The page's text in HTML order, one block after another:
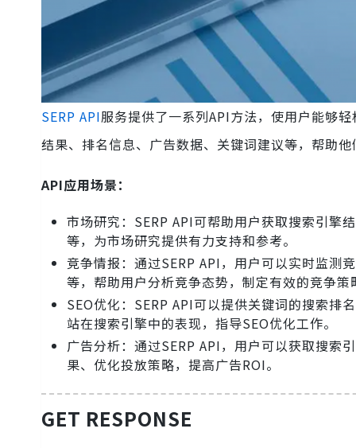
SERP API服务提供了一系列API方法，使用户能够
结果、排名信息、广告数据、关键词建议等，帮助
API应用场景：
市场研究：SERP API可帮助用户获取搜索引擎
等，为市场研究提供有力支持和参考。
竞争情报：通过SERP API，用户可以实时监测
等，帮助用户分析竞争态势，制定有效的竞争策
SEO优化：SERP API可以提供关键词的搜索排
站在搜索引擎中的表现，指导SEO优化工作。
广告分析：通过SERP API，用户可以获取搜索
果、优化投放策略，提高广告ROI。
GET RESPONSE